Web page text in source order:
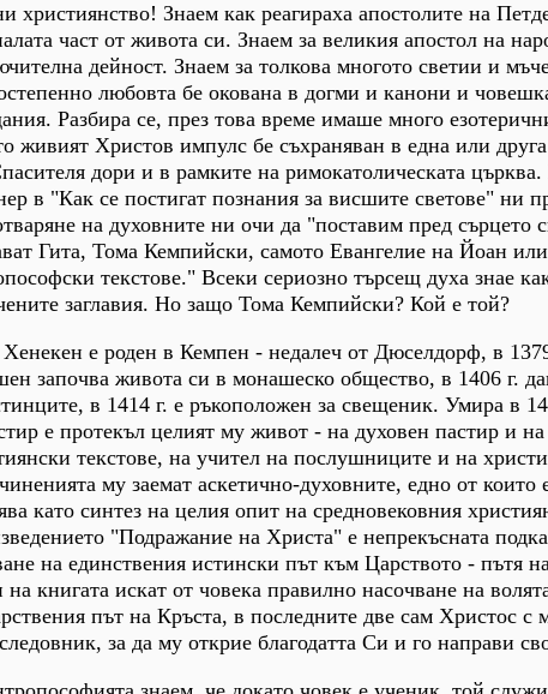
християнство! Знаем как реагираха апостолите на
част от живота си. Знаем за великия апостол на
дейност. Знаем за толкова многото светии и
любовта бе окована в догми и канони и
Разбира се, през това време имаше много
живият Христов импулс бе съхраняван в една или
дори и в рамките на римокатолическата
в "Как се постигат познания за висшите светове" ни
на духовните ни очи да "поставим пред сърцето
Гита, Тома Кемпийски, самото Евангелие на Йоан
текстове." Всеки сериозно търсещ духа знае
заглавия. Но защо Тома Кемпийски? Кой е той?
е роден в Кемпен - недалеч от Дюселдорф, в
започва живота си в монашеско общество, в 1406 г.
в 1414 г. е ръкоположен за свещеник. Умира в
е протекъл целият му живот - на духовен пастир и
текстове, на учител на послушниците и на
му заемат аскетично-духовните, едно от които
като синтез на целия опит на средновековния
"Подражание на Христа" е непрекъсната
на единствения истински път към Царството - пътя
на книгата искат от човека правилно насочване на
път на Кръста, в последните две сам Христос с
за да му открие благодатта Си и го направи